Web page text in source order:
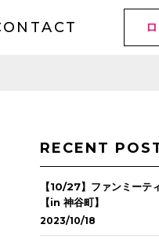
RECENT
【10/27】ファンミーテ
【in 神谷町】
2023/10/18